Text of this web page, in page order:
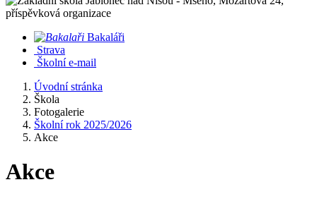
Bakaláři
Strava
Školní e-mail
Úvodní stránka
Škola
Fotogalerie
Školní rok 2025/2026
Akce
Akce